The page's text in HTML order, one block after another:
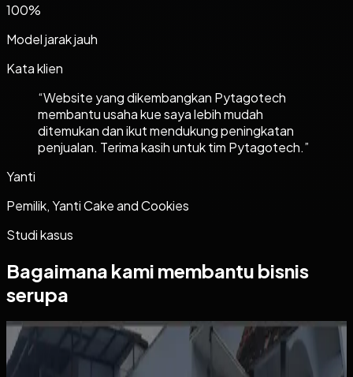
100%
Model jarak jauh
Kata klien
“Website yang dikembangkan Pytagotech
membantu usaha kue saya lebih mudah
ditemukan dan ikut mendukung peningkatan
penjualan. Terima kasih untuk tim Pytagotech.”
Yanti
Pemilik, Yanti Cake and Cookies
Studi kasus
Bagaimana kami membantu bisnis
serupa
Kos Bu Ham